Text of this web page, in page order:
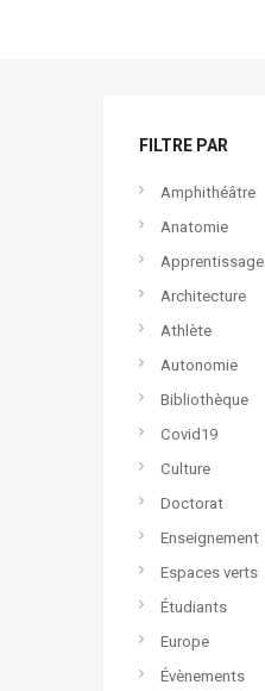
FILTRE PAR
Amphithéâtre
Anatomie
Apprentissage
Architecture
Athlète
Autonomie
Bibliothèque
Covid19
Culture
Doctorat
Enseignement
Espaces verts
Étudiants
Europe
Évènements